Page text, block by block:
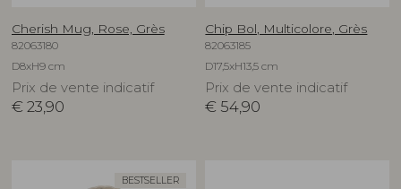
Cherish Mug, Rose, Grès
82063180
D8xH9 cm
Prix de vente indicatif
€ 23,90
Chip Bol, Multicolore, Grès
82063185
D17,5xH13,5 cm
Prix de vente indicatif
€ 54,90
BESTSELLER